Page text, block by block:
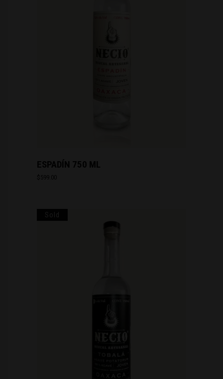
ESPADÍN 750 ML
$ 599.00
Sold